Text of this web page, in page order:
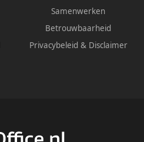
Samenwerken
Betrouwbaarheid
Privacybeleid & Disclaimer